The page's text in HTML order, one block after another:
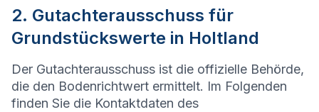
2. Gutachterausschuss für
Grundstückswerte in Holtland
Der Gutachterausschuss ist die offizielle Behörde,
die den Bodenrichtwert ermittelt. Im Folgenden
finden Sie die Kontaktdaten des